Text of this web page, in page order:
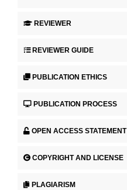
REVIEWER
REVIEWER GUIDE
PUBLICATION ETHICS
PUBLICATION PROCESS
OPEN ACCESS STATEMENT
COPYRIGHT AND LICENSE
PLAGIARISM